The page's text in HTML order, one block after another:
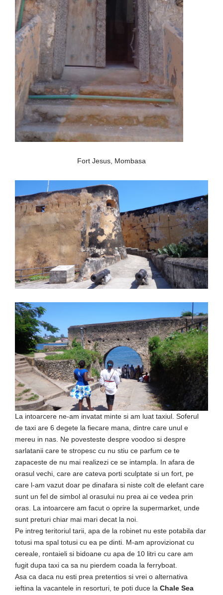
Fort Jesus, Mombasa
La intoarcere ne-am invatat minte si am luat taxiul. Soferul
de taxi are 6 degete la fiecare mana, dintre care unul e
mereu in nas. Ne povesteste despre voodoo si despre
sarlatanii care te stropesc cu nu stiu ce parfum ce te
zapaceste de nu mai realizezi ce se intampla. In afara de
orasul vechi, care are cateva porti sculptate si un fort, pe
care l-am vazut doar pe dinafara si niste colt de elefant care
sunt un fel de simbol al orasului nu prea ai ce vedea prin
oras. La intoarcere am facut o oprire la supermarket, unde
sunt preturi chiar mai mari decat la noi.
Pe intreg teritoriul tarii, apa de la robinet nu este potabila dar
totusi ma spal totusi cu ea pe dinti. M-am aprovizionat cu
cereale, rontaieli si bidoane cu apa de 10 litri cu care am
fugit dupa taxi ca sa nu pierdem coada la ferryboat.
Asa ca daca nu esti prea pretentios si vrei o alternativa
ieftina la vacantele in resorturi, te poti duce la Chale Sea